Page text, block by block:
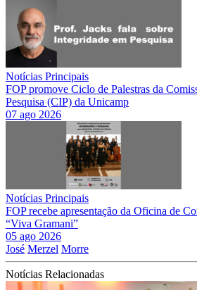
Notícias Principais
FOP promove Ciclo de Palestras da
Pesquisa (CIP) da Unicamp
07 ago 2026
Notícias Principais
FOP recebe apresentação da Oficina de
“Viva Gramani”
05 ago 2026
José Merzel Morre
Notícias Relacionadas